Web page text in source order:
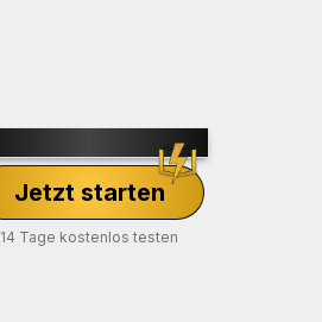
Jetzt starten
14 Tage kostenlos testen